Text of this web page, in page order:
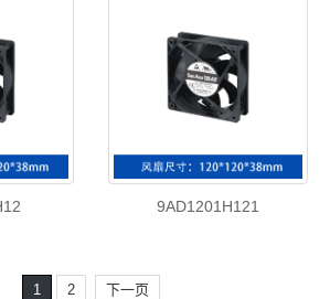
9AD1201H121
1 2 下一页